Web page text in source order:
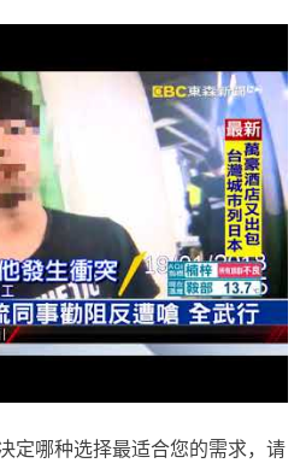
定哪种选择最适合您的需求，请